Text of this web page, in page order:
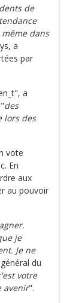
de
dans
a
par
a
des
lors des
vote
En
aux
au pouvoir
je
Je ne
du
votre
avenir".